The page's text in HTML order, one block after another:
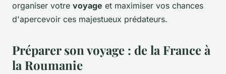
organiser votre voyage et maximiser vos chances
d'apercevoir ces majestueux prédateurs.
Préparer son voyage : de la France à
la Roumanie